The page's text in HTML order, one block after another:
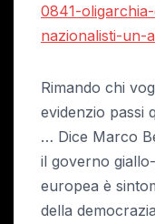
0841-
nazionalisti-un-
Rimando chi
evidenzio passi
… Dice Marco
il governo
europea è
della